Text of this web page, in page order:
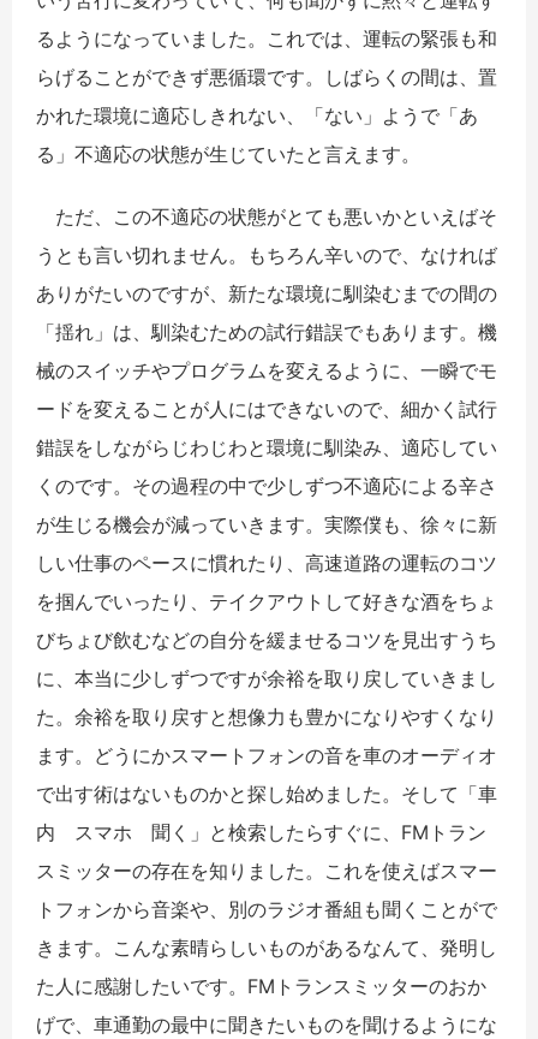
るようになっていました。これでは、運転の緊張も和
らげることができず悪循環です。しばらくの間は、置
かれた環境に適応しきれない、「ない」ようで「あ
る」不適応の状態が生じていたと言えます。
ただ、この不適応の状態がとても悪いかといえばそ
うとも言い切れません。もちろん辛いので、なければ
ありがたいのですが、新たな環境に馴染むまでの間の
「揺れ」は、馴染むための試行錯誤でもあります。機
械のスイッチやプログラムを変えるように、一瞬でモ
ードを変えることが人にはできないので、細かく試行
錯誤をしながらじわじわと環境に馴染み、適応してい
くのです。その過程の中で少しずつ不適応による辛さ
が生じる機会が減っていきます。実際僕も、徐々に新
しい仕事のペースに慣れたり、高速道路の運転のコツ
を掴んでいったり、テイクアウトして好きな酒をちょ
びちょび飲むなどの自分を緩ませるコツを見出すうち
に、本当に少しずつですが余裕を取り戻していきまし
た。余裕を取り戻すと想像力も豊かになりやすくなり
ます。どうにかスマートフォンの音を車のオーディオ
で出す術はないものかと探し始めました。そして「車
内 スマホ 聞く」と検索したらすぐに、FMトラン
スミッターの存在を知りました。これを使えばスマー
トフォンから音楽や、別のラジオ番組も聞くことがで
きます。こんな素晴らしいものがあるなんて、発明し
た人に感謝したいです。FMトランスミッターのおか
げで、車通勤の最中に聞きたいものを聞けるようにな